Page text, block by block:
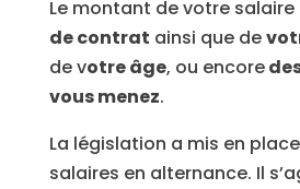
Le montant de votre
de contrat ainsi que de
de votre âge, ou encore
vous menez.
La législation a mis en
salaires en alternance. Il